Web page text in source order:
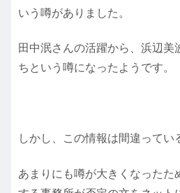
いう噂がありました。
田中泯さんの活躍から、浜辺美
ちという噂になったようです。
しかし、この情報は間違ってい
あまりにも噂が大きくなったた